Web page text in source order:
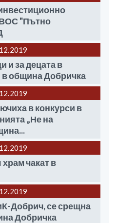
"Пътно
2019
и за децата в
в община Добричка
2019
в конкурси в
„Не на
2019
чакат в
2019
Добрич, се срещна
Добричка